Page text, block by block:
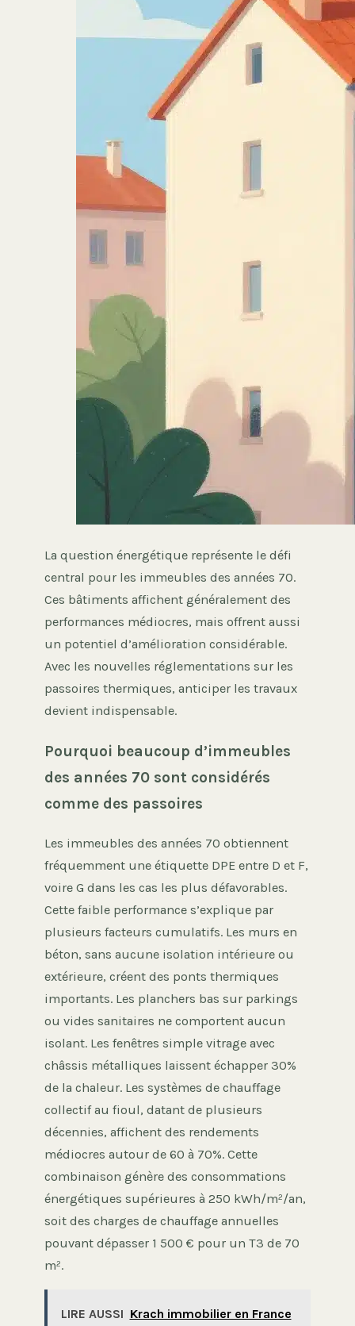
La question énergétique représente le défi
central pour les immeubles des années 70.
Ces bâtiments affichent généralement des
performances médiocres, mais offrent aussi
un potentiel d’amélioration considérable.
Avec les nouvelles réglementations sur les
passoires thermiques, anticiper les travaux
devient indispensable.
Pourquoi beaucoup d’immeubles
des années 70 sont considérés
comme des passoires
Les immeubles des années 70 obtiennent
fréquemment une étiquette DPE entre D et F,
voire G dans les cas les plus défavorables.
Cette faible performance s’explique par
plusieurs facteurs cumulatifs. Les murs en
béton, sans aucune isolation intérieure ou
extérieure, créent des ponts thermiques
importants. Les planchers bas sur parkings
ou vides sanitaires ne comportent aucun
isolant. Les fenêtres simple vitrage avec
châssis métalliques laissent échapper 30%
de la chaleur. Les systèmes de chauffage
collectif au fioul, datant de plusieurs
décennies, affichent des rendements
médiocres autour de 60 à 70%. Cette
combinaison génère des consommations
énergétiques supérieures à 250 kWh/m²/an,
soit des charges de chauffage annuelles
pouvant dépasser 1 500 € pour un T3 de 70
m².
LIRE AUSSI Krach immobilier en France